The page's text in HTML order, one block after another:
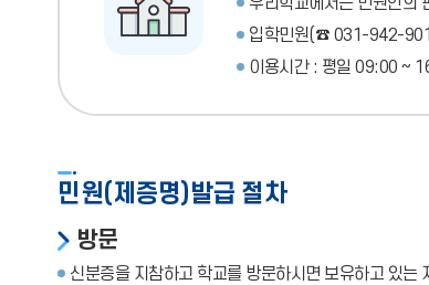
입학민원(☎ 031-942-
이용시간 : 평일 09:00 ~
민원(제증명)발급 절차
방문
신분증을 지참하고 학교를 방문하시면 보유하고 있